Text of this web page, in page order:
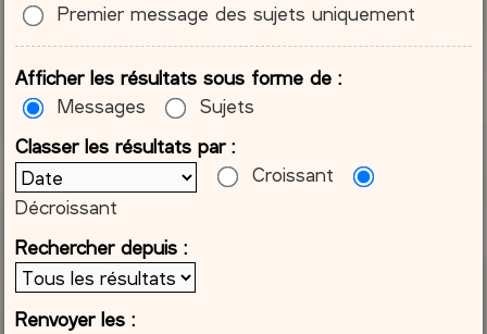
Premier message des sujets uniquement
Afficher les résultats sous forme de :
Messages
Sujets
Classer les résultats par :
Croissant
Décroissant
Rechercher depuis :
Renvoyer les :